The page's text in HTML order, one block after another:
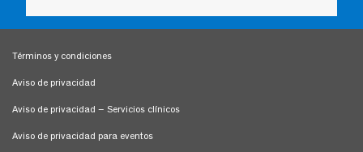
Términos y condiciones
Aviso de privacidad
Aviso de privacidad – Servicios clínicos
Aviso de privacidad para eventos